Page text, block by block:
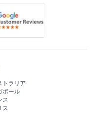
トラリア
ポール
ス
ス